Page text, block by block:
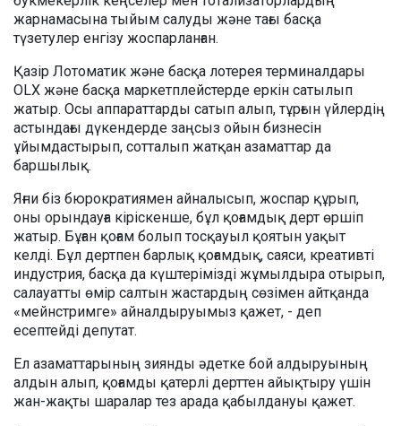
жарнамасына тыйым салуды және тағы басқа
түзетулер енгізу жоспарланған.
Қазір Лотоматик және басқа лотерея терминалдары
OLX және басқа маркетплейстерде еркін сатылып
жатыр. Осы аппараттарды сатып алып, тұрғын үйлердің
астындағы дүкендерде заңсыз ойын бизнесiн
ұйымдастырып, сотталып жатқан азаматтар да
баршылық.
Яғни біз бюрократиямен айналысып, жоспар құрып,
оны орындауға кіріскенше, бұл қоғамдық дерт өршіп
жатыр. Бұған қоғам болып тосқауыл қоятын уақыт
келді. Бұл дертпен барлық қоғамдық, саяси, креативті
индустрия, басқа да күштерімізді жұмылдыра отырып,
салауатты өмір салтын жастардың сөзімен айтқанда
«мейнстримге» айналдыруымыз қажет, - деп
есептейді депутат.
Ел азаматтарының зиянды әдетке бой алдыруының
алдын алып, қоғамды қатерлі дерттен айықтыру үшін
жан-жақты шаралар тез арада қабылдануы қажет.